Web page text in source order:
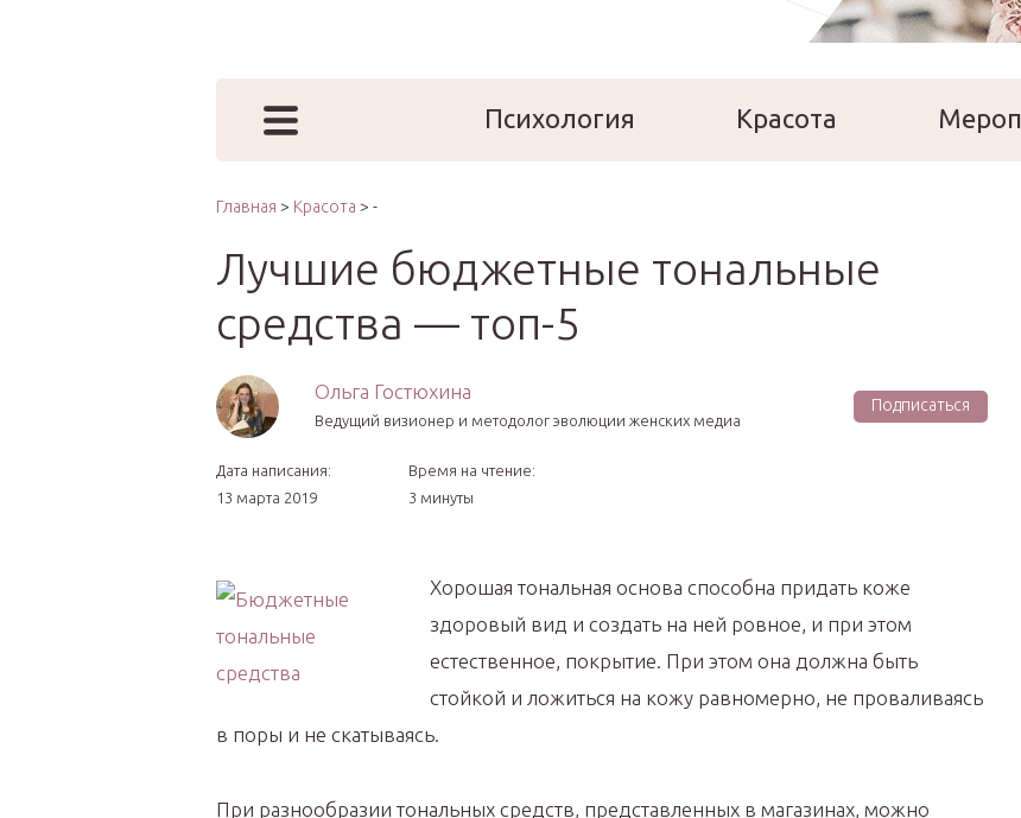
Психология Красота
Главная > Красота > -
Лучшие бюджетные тональные
средства — топ-5
Ольга Гостюхина
Ведущий визионер и методолог эволюции женских медиа
Подписаться
Дата написания:
13 марта 2019
Время на чтение:
3 минуты
Хорошая тональная основа способна придать коже
здоровый вид и создать на ней ровное, и при этом
естественное, покрытие. При этом она должна быть
стойкой и ложиться на кожу равномерно, не проваливаясь
в поры и не скатываясь.
При разнообразии тональных средств, представленных в магазинах, можно